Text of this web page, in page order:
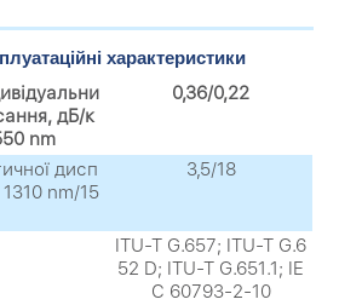
характеристики
дБ/к
nm
0,36/0,22
дисп
nm/15
3,5/18
ITU-T G.657; ITU-T G.6
52 D; ITU-T G.651.1; IE
C 60793-2-10